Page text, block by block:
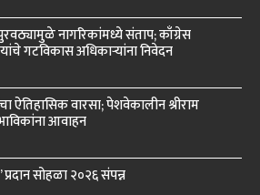
नागरिकांमध्ये संताप; काँग्रेस
गटविकास अधिकाऱ्यांना निवेदन
ऐतिहासिक वारसा; पेशवेकालीन श्रीराम
भाविकांना आवाहन
सोहळा २०२६ संपन्न